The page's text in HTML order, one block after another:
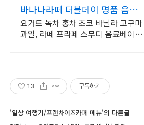
바나나라떼 더블데이 명품 음료
베이스 전문
요거트 녹차 홍차 초코 바닐라 고구마
과일, 라떼 프라페 스무디 음료베이스
13 구독하기
'일상 여행기/프랜차이즈카페 메뉴'의 다른글